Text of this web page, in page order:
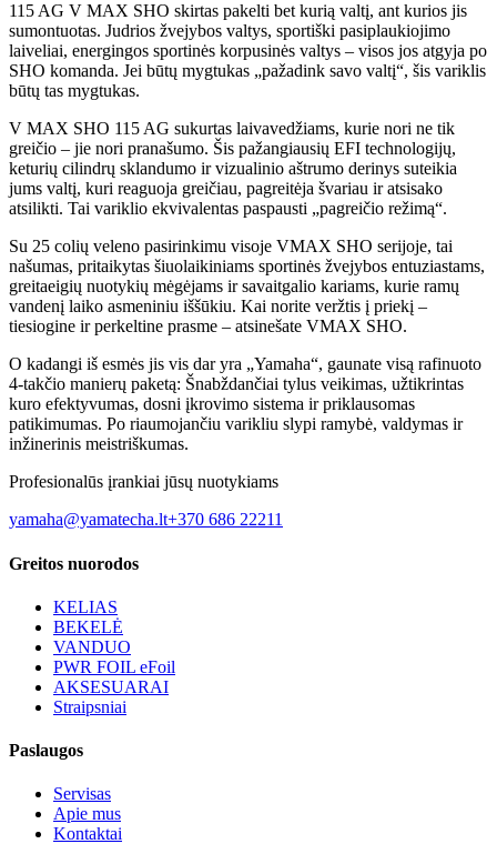
115 AG V MAX SHO skirtas pakelti bet kurią valtį, ant kurios jis
sumontuotas. Judrios žvejybos valtys, sportiški pasiplaukiojimo
laiveliai, energingos sportinės korpusinės valtys – visos jos atgyja po
SHO komanda. Jei būtų mygtukas „pažadink savo valtį“, šis variklis
būtų tas mygtukas.
V MAX SHO 115 AG sukurtas laivavedžiams, kurie nori ne tik
greičio – jie nori pranašumo. Šis pažangiausių EFI technologijų,
keturių cilindrų sklandumo ir vizualinio aštrumo derinys suteikia
jums valtį, kuri reaguoja greičiau, pagreitėja švariau ir atsisako
atsilikti. Tai variklio ekvivalentas paspausti „pagreičio režimą“.
Su 25 colių veleno pasirinkimu visoje VMAX SHO serijoje, tai
našumas, pritaikytas šiuolaikiniams sportinės žvejybos entuziastams,
greitaeigių nuotykių mėgėjams ir savaitgalio kariams, kurie ramų
vandenį laiko asmeniniu iššūkiu. Kai norite veržtis į priekį –
tiesiogine ir perkeltine prasme – atsinešate VMAX SHO.
O kadangi iš esmės jis vis dar yra „Yamaha“, gaunate visą rafinuoto
4-takčio manierų paketą: Šnabždančiai tylus veikimas, užtikrintas
kuro efektyvumas, dosni įkrovimo sistema ir priklausomas
patikimumas. Po riaumojančiu varikliu slypi ramybė, valdymas ir
inžinerinis meistriškumas.
Profesionalūs įrankiai jūsų nuotykiams
yamaha@yamatecha.lt+370 686 22211
Greitos nuorodos
KELIAS
BEKELĖ
VANDUO
PWR FOIL eFoil
AKSESUARAI
Straipsniai
Paslaugos
Servisas
Apie mus
Kontaktai